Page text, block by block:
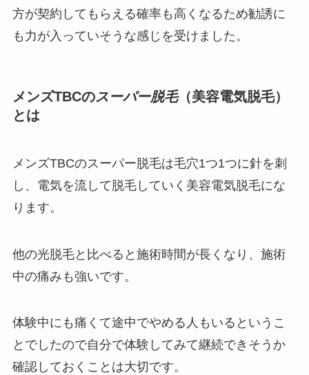
方が契約してもらえる確率も高くなるため勧誘に
も力が入っていそうな感じを受けました。
メンズTBCのスーパー脱毛（美容電気脱毛）
とは
メンズTBCのスーパー脱毛は毛穴1つ1つに針を刺
し、電気を流して脱毛していく美容電気脱毛にな
ります。
他の光脱毛と比べると施術時間が長くなり、施術
中の痛みも強いです。
体験中にも痛くて途中でやめる人もいるというこ
とでしたので自分で体験してみて継続できそうか
確認しておくことは大切です。